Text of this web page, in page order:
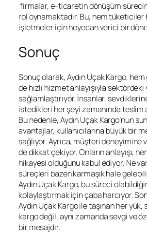
firmalar, e-ticaretin dönüşüm
rol oynamaktadır. Bu, hem tüketiciler
işletmeler için heyecan verici bir
Sonuç
Sonuç olarak, Aydın Uçak Kargo,
de hızlı hizmet anlayışıyla
sağlamlaştırıyor. İnsanlar,
istedikleri her şeyi zamanında teslim
Bu nedenle, Aydın Uçak Kargo’nun
avantajlar, kullanıcılarına büyük bir
sağlıyor. Ayrıca, müşteri deneyimine
de dikkat çekiyor. Onların anlayışı,
hikayesi olduğunu kabul ediyor. Ne
süreçleri bazen karmaşık hale
Aydın Uçak Kargo, bu süreci
kolaylaştırmak için çaba harcıyor.
Aydın Uçak Kargo ile taşınan her yük,
kargo değil, aynı zamanda sevgi ve
bir mesajdır.